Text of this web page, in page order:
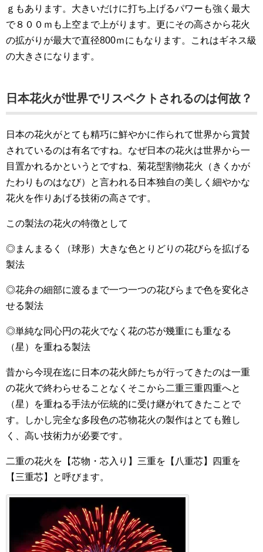
ｇもあります。大きいだけに打ち上げるパワーも強く最大
で８００ｍも上空まで上がります。更にその高さから花火
の拡がりが最大で直径800ｍにもなります。これはギネス級
の大きさになります。
日本花火が世界でリスペクトされるのは何故？
日本の花火がとても精巧に鮮やかに作られて世界から賞賛
されているのは有名ですね。なぜ日本の花火は世界から一
目置かれるかというとですね、菊花型割物花火（きくかが
たわりものはなび）と言われる日本独自の美しく細やかな
花火を作りあげる技術の高さです。
この製法の花火の特徴として
◎まんまるく（球形）大きな色とりどりの花びらを拡げる
製法
◎花弁の細部に渡るまで一つ一つの花びらまで色を変化さ
せる製法
◎単純な同心円の花火でなく花の芯が幾重にも重なる
（星）を重ねる製法
昔から今現在迄に日本の花火師たちが行ってきたのは一重
の花火で終わらせることなくそこから二重三重四重へと
（星）を重ねる手法が伝統的に受け継がれてきたことで
す。しかし完全な多段色の芯物花火の製作はとても難し
く、高い技術力が必要です。
二重の花火を【芯物・芯入り】三重を【八重芯】四重を
【三重芯】と呼びます。